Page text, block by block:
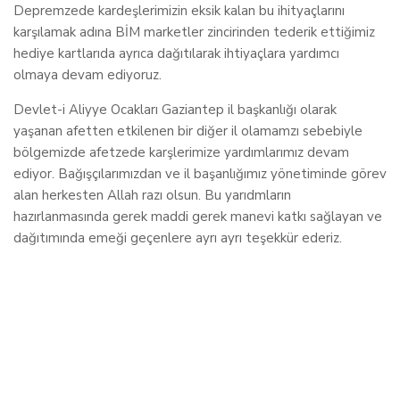
Depremzede kardeşlerimizin eksik kalan bu ihityaçlarını
karşılamak adına BİM marketler zincirinden tederik ettiğimiz
hediye kartlarıda ayrıca dağıtılarak ihtiyaçlara yardımcı
olmaya devam ediyoruz.
Devlet-i Aliyye Ocakları Gaziantep il başkanlığı olarak
yaşanan afetten etkilenen bir diğer il olamamzı sebebiyle
bölgemizde afetzede karşlerimize yardımlarımız devam
ediyor. Bağışçılarımızdan ve il başanlığımız yönetiminde görev
alan herkesten Allah razı olsun. Bu yarıdmların
hazırlanmasında gerek maddi gerek manevi katkı sağlayan ve
dağıtımında emeği geçenlere ayrı ayrı teşekkür ederiz.